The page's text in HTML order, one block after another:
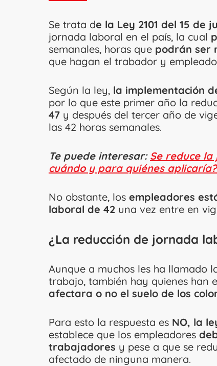
Se trata de la Ley 2101 del 15 de
jornada laboral en el país, la cual
semanales, horas que podrán ser
que hagan el trabador y
Según la ley, la implementación
por lo que este primer año la
47 y después del tercer año de
las 42 horas semanales.
Te puede interesar: Se reduce
cuándo y para quiénes aplicaría?
No obstante, los empleadores
laboral de 42 una vez entre en
¿La reducción de jornada
Aunque a muchos les ha llamado
trabajo, también hay quienes han
afectara o no el suelo de los
Para esto la respuesta es NO, la
establece que los empleadores
trabajadores y pese a que se
afectado de ninguna manera.